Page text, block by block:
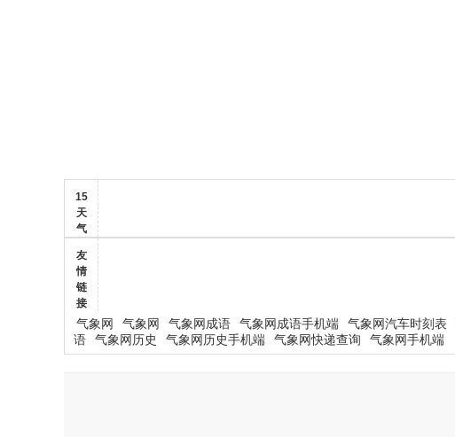
15
天
气
友
情
链
接
气象网 气象网 气象网成语 气象网成语手机端 气象网汽车时刻表
语
气象网历史 气象网历史手机端 气象网快递查询 气象网手机端